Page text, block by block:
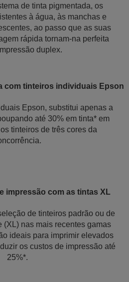
de tinta pigmentada, os
à água, às manchas e
ao passo que as suas
rápida tornam-na perfeita
duplex.
com tinteiros individuais Epson
Epson, substitui apenas a
até 30% em tinta* em
tinteiros de três cores da
impressão com as tintas XL
de tinteiros padrão ou de
(XL) nas mais recentes gamas
ideais para imprimir elevados
os custos de impressão até
25%*.